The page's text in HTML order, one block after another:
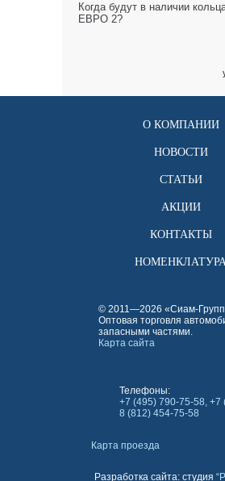
Когда будут в наличии
ЕВРО 2?
О КОМПАНИИ
НОВОСТИ
СТАТЬИ
АКЦИИ
КОНТАКТЫ
© 2011—2026 «Сиам-
Оптовая торговля
запасными частями.
Карта сайта
Телефоны:
+7 (495) 790-75-58, +7
8 (812) 454-75-58
Карта проезда
Разработка сайта: студия